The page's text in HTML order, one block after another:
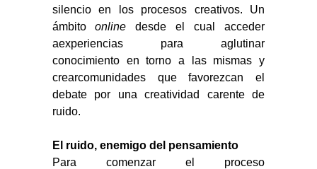
silencio en los procesos creativos. Un
ámbito online desde el cual acceder
aexperiencias para aglutinar
conocimiento en torno a las mismas y
crearcomunidades que favorezcan el
debate por una creatividad carente de
ruido.
El ruido, enemigo del pensamiento
Para comenzar el proceso